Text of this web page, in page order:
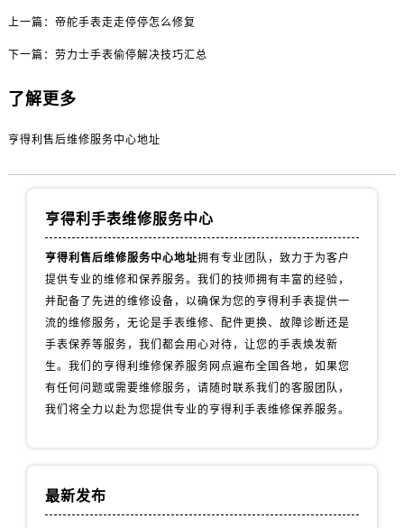
上一篇： 帝舵手表走走停停怎么修复
下一篇： 劳力士手表偷停解决技巧汇总
了解更多
亨得利售后维修服务中心地址
亨得利手表维修服务中心
亨得利售后维修服务中心地址拥有专业团队，致力于为客户
提供专业的维修和保养服务。我们的技师拥有丰富的经验，
并配备了先进的维修设备，以确保为您的亨得利手表提供一
流的维修服务，无论是手表维修、配件更换、故障诊断还是
手表保养等服务，我们都会用心对待，让您的手表焕发新
生。我们的亨得利维修保养服务网点遍布全国各地，如果您
有任何问题或需要维修服务，请随时联系我们的客服团队，
我们将全力以赴为您提供专业的亨得利手表维修保养服务。
最新发布